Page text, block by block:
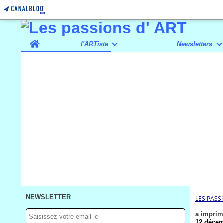
Home
l'ARTiste Newsletters
NEWSLETTER LES
a